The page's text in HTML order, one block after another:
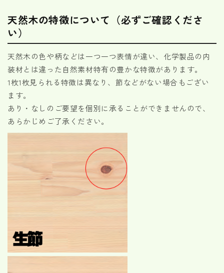
天然木の特徴について（必ずご確認くださ
い）
天然木の色や柄などは一つ一つ表情が違い、化学製品の内
装材とは違った自然素材特有の豊かな特徴があります。
1枚1枚見られる特徴は異なり、節などがない場合もござい
ます。
あり・なしのご要望を個別に承ることができませんので、
あらかじめご了承ください。